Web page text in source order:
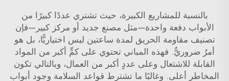
بالنسبة للمشاريع الكبيرة، حيث تشتري عددًا كبيرًا من
الأبواب دفعة واحدة—مثل مصنع جديد أو مركز كبير—فإن
تصنيف مقاومة الحريق لمدة ساعتين ليس اختياريًّا، بل هو
أمرٌ ضروريٌّ. فهذه المباني تحتوي على كمٍّ أكبر من المواد
القابلة للاشتعال وعلى عددٍ أكبر من العمال، وبالتالي تكون
المخاطر أعلى. وغالبًا ما تشترط قواعد السلامة وجود أبواب